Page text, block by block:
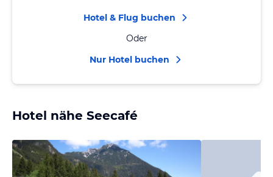
Hotel & Flug buchen
Oder
Nur Hotel buchen
Hotel nähe Seecafé